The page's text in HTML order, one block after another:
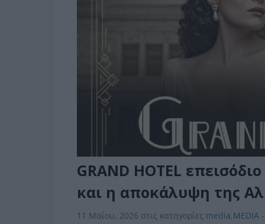
GRAND HOTEL
και η αποκάλυψη της
11 Μαΐου, 2026 στις κατηγορίες media,MEDIA